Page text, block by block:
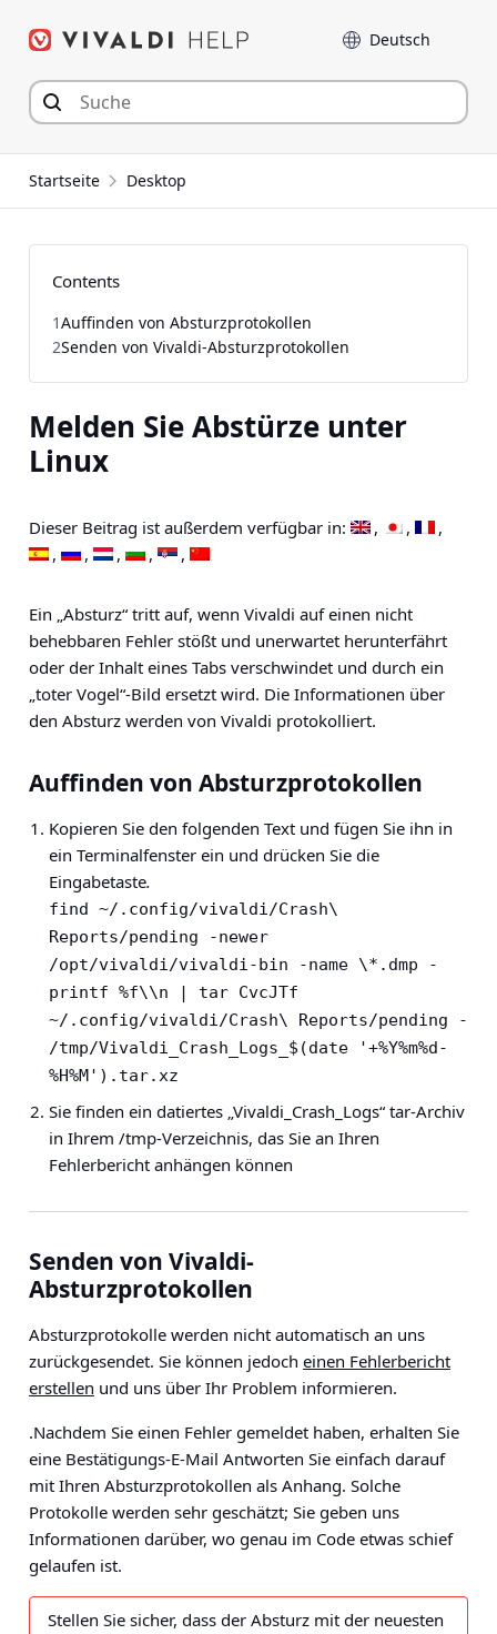
Inhalt
Sprache
Startseite Desktop
Melden Sie Abstürze unter
Linux
Dieser Beitrag ist außerdem verfügbar in:
Ein „Absturz“ tritt auf, wenn Vivaldi auf einen nicht
behebbaren Fehler stößt und unerwartet herunterfährt
oder der Inhalt eines Tabs verschwindet und durch ein
„toter Vogel“-Bild ersetzt wird. Die Informationen über
den Absturz werden von Vivaldi protokolliert.
Auffinden von Absturzprotokollen
Kopieren Sie den folgenden Text und fügen Sie ihn in
ein Terminalfenster ein und drücken Sie die
Eingabetaste.
find ~/.config/vivaldi/Crash\
Reports/pending -newer
/opt/vivaldi/vivaldi-bin -name \*.dmp -
printf %f\\n | tar CvcJTf
~/.config/vivaldi/Crash\ Reports/pending -
/tmp/Vivaldi_Crash_Logs_$(date '+%Y%m%d-
%H%M').tar.xz
Sie finden ein datiertes „Vivaldi_Crash_Logs“ tar-Archiv
in Ihrem /tmp-Verzeichnis, das Sie an Ihren
Fehlerbericht anhängen können
Senden von Vivaldi-
Absturzprotokollen
Absturzprotokolle werden nicht automatisch an uns
zurückgesendet. Sie können jedoch einen Fehlerbericht
erstellen und uns über Ihr Problem informieren.
.Nachdem Sie einen Fehler gemeldet haben, erhalten Sie
eine Bestätigungs-E-Mail Antworten Sie einfach darauf
mit Ihren Absturzprotokollen als Anhang. Solche
Protokolle werden sehr geschätzt; Sie geben uns
Informationen darüber, wo genau im Code etwas schief
gelaufen ist.
Stellen Sie sicher, dass der Absturz mit der neuesten
Contents
1Auffinden von Absturzprotokollen
2Senden von Vivaldi-Absturzprotokollen